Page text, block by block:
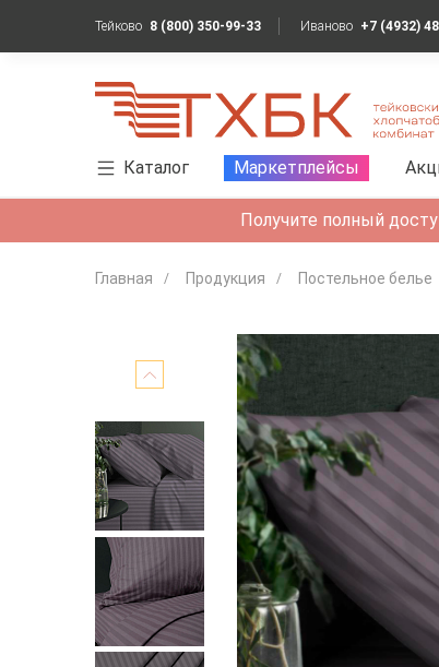
Тейково 8 (800) 350-99-33 Иваново +7 (4932)
Каталог Маркетплейсы
Получите полный
Главная Продукция Постельное белье